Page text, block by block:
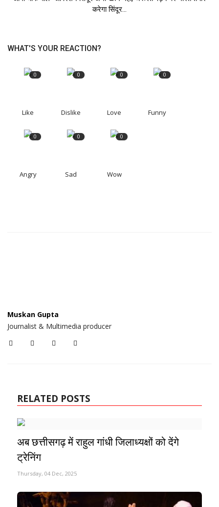
करेगा सिंदूर...
WHAT'S YOUR REACTION?
0
Like
0
Dislike
0
Love
0
Funny
0
Angry
0
Sad
0
Wow
Muskan Gupta
Journalist & Multimedia producer
RELATED POSTS
अब छत्तीसगढ़ में राहुल गांधी जिलाध्यक्षों को देंगे
ट्रेनिंग
Thursday, 04 Dec, 2025